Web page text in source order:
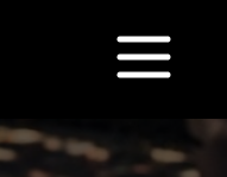
Les Forges